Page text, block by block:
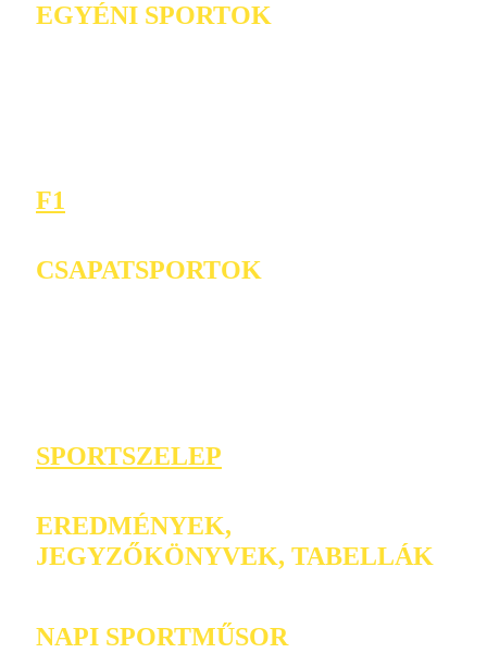
EGYÉNI SPORTOK
F1
CSAPATSPORTOK
SPORTSZELEP
EREDMÉNYEK,
JEGYZŐKÖNYVEK, TABELLÁK
NAPI SPORTMŰSOR